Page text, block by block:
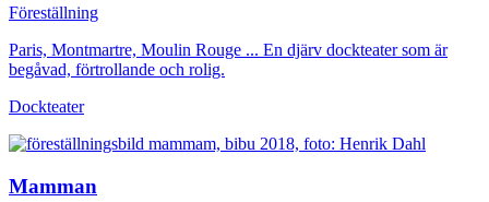
Föreställning
Paris, Montmartre, Moulin Rouge ... En djärv dockteater som är
begåvad, förtrollande och rolig.
Dockteater
Mamman